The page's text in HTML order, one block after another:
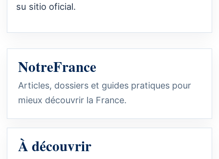
su sitio oficial.
NotreFrance
Articles, dossiers et guides pratiques pour
mieux découvrir la France.
À découvrir